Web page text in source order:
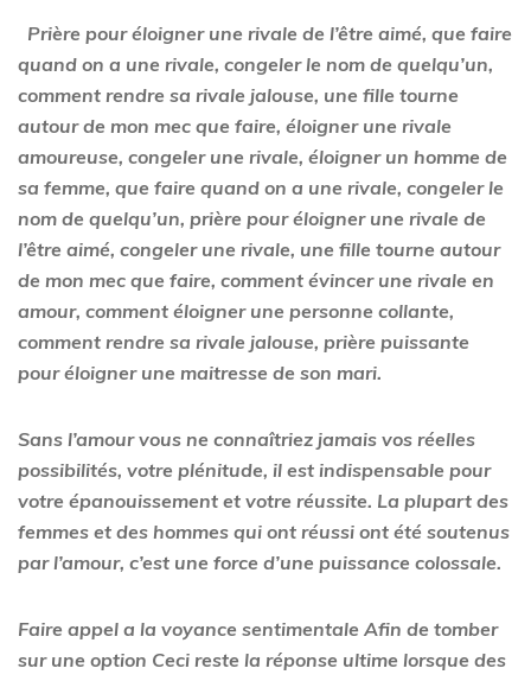
Prière pour éloigner une rivale de l’être aimé, que faire
quand on a une rivale, congeler le nom de quelqu’un,
comment rendre sa rivale jalouse, une fille tourne
autour de mon mec que faire, éloigner une rivale
amoureuse, congeler une rivale, éloigner un homme de
sa femme, que faire quand on a une rivale, congeler le
nom de quelqu’un, prière pour éloigner une rivale de
l’être aimé, congeler une rivale, une fille tourne autour
de mon mec que faire, comment évincer une rivale en
amour, comment éloigner une personne collante,
comment rendre sa rivale jalouse, prière puissante
pour éloigner une maitresse de son mari.
Sans l’amour vous ne connaîtriez jamais vos réelles
possibilités, votre plénitude, il est indispensable pour
votre épanouissement et votre réussite. La plupart des
femmes et des hommes qui ont réussi ont été soutenus
par l’amour, c’est une force d’une puissance colossale.
Faire appel a la voyance sentimentale Afin de tomber
sur une option Ceci reste la réponse ultime lorsque des